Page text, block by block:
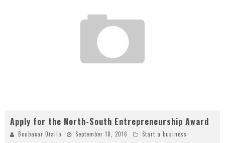
Apply for the North-South Entrepreneurship Award
Boubacar Diallo September 10, 2016 Start a business